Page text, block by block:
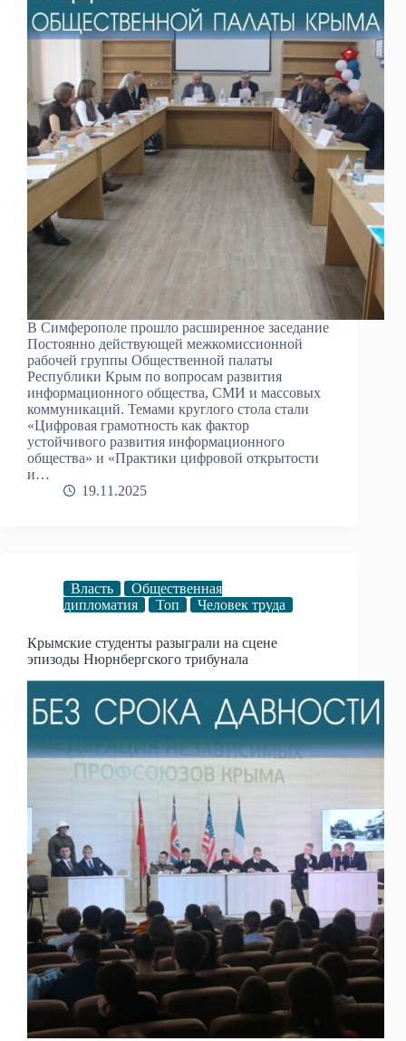
В Симферополе прошло расширенное заседание
Постоянно действующей межкомиссионной
рабочей группы Общественной палаты
Республики Крым по вопросам развития
информационного общества, СМИ и массовых
коммуникаций. Темами круглого стола стали
«Цифровая грамотность как фактор
устойчивого развития информационного
общества» и «Практики цифровой открытости
и…
19.11.2025
Власть
Общественная
дипломатия
Топ Человек труда
Крымские студенты разыграли на сцене
эпизоды Нюрнбергского трибунала